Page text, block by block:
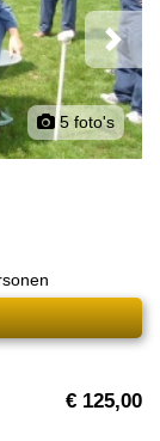
5 foto's
Next
€ 125,00